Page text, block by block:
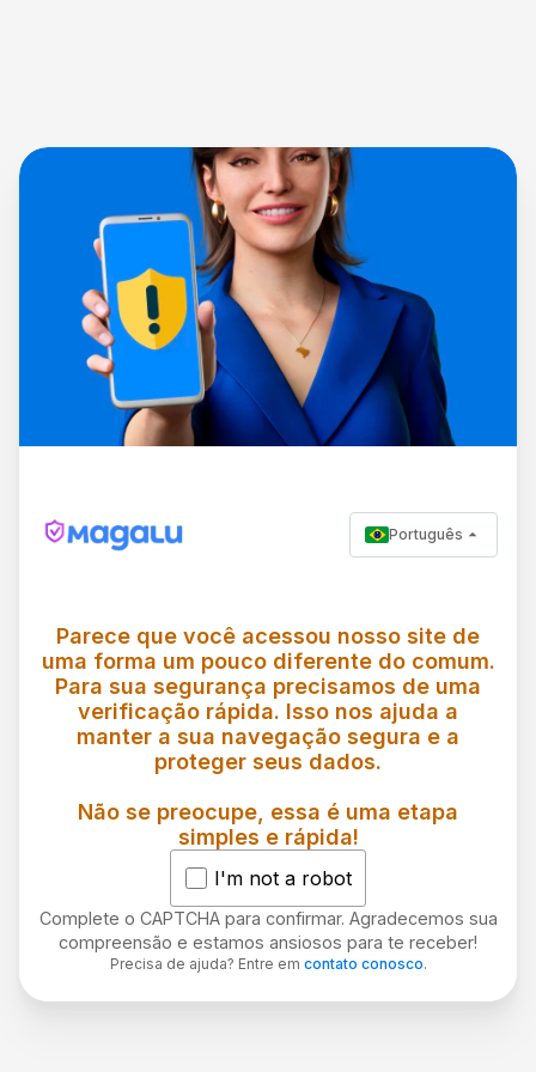
Português
Parece que você acessou nosso site de
uma forma um pouco diferente do comum.
Para sua segurança precisamos de uma
verificação rápida. Isso nos ajuda a
manter a sua navegação segura e a
proteger seus dados.
Não se preocupe, essa é uma etapa
simples e rápida!
I'm not a robot
Complete o CAPTCHA para confirmar. Agradecemos sua
compreensão e estamos ansiosos para te receber!
Precisa de ajuda? Entre em contato conosco.